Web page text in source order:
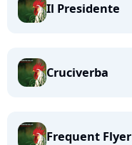
Il Presidente
Cruciverba
Frequent Flyer